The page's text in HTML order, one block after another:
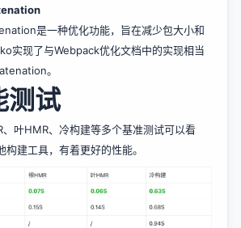
是一种优化功能，旨在减少包大小和
实现了与Webpack优化文档中的实现相当
。
测试
叶HMR、冷构建等多个基准测试可以看
建工具，有着更好的性能。